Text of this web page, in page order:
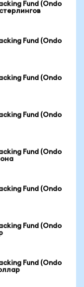
Fund (Ondo
Fund (Ondo
Fund (Ondo
Fund (Ondo
Fund (Ondo
Fund (Ondo
Fund (Ondo
Fund (Ondo